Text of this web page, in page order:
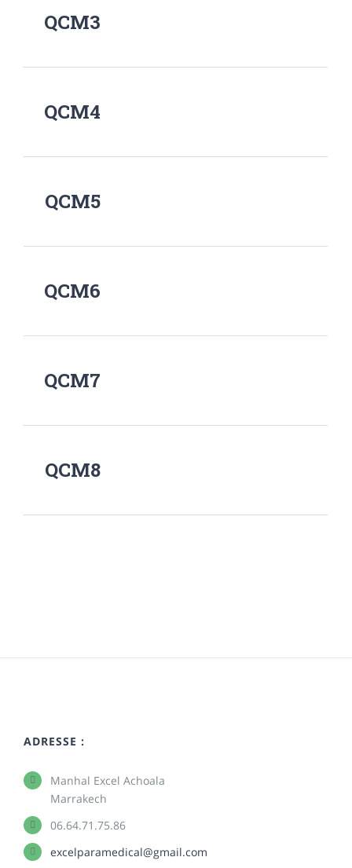
QCM3
QCM4
QCM5
QCM6
QCM7
QCM8
ADRESSE :
Manhal Excel Achoala
Marrakech
06.64.71.75.86
excelparamedical@gmail.com